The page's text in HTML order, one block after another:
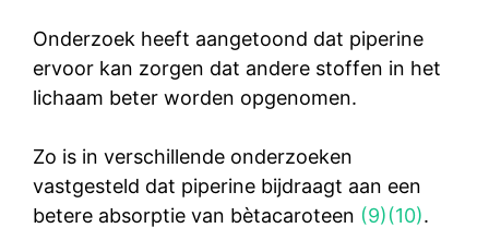
Onderzoek heeft aangetoond dat piperine
ervoor kan zorgen dat andere stoffen in het
lichaam beter worden opgenomen.
Zo is in verschillende onderzoeken
vastgesteld dat piperine bijdraagt aan een
betere absorptie van bètacaroteen (9)(10).